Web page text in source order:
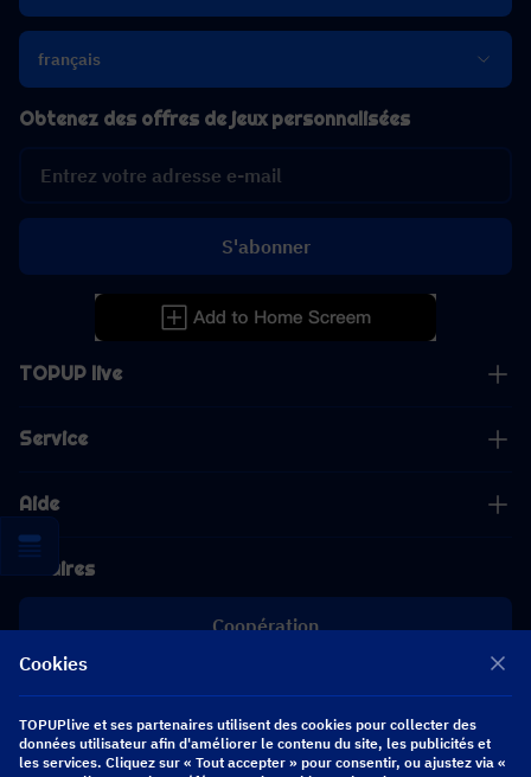
français
TOPUP live
Service
Aide
Affaires
Coopération
[email protected]
Obtenez des offres de jeux personnalisées
S'abonner
Cookies
TOPUPlive et ses partenaires utilisent des cookies pour collecter des
données utilisateur afin d'améliorer le contenu du site, les publicités et
les services. Cliquez sur « Tout accepter » pour consentir, ou ajustez via «